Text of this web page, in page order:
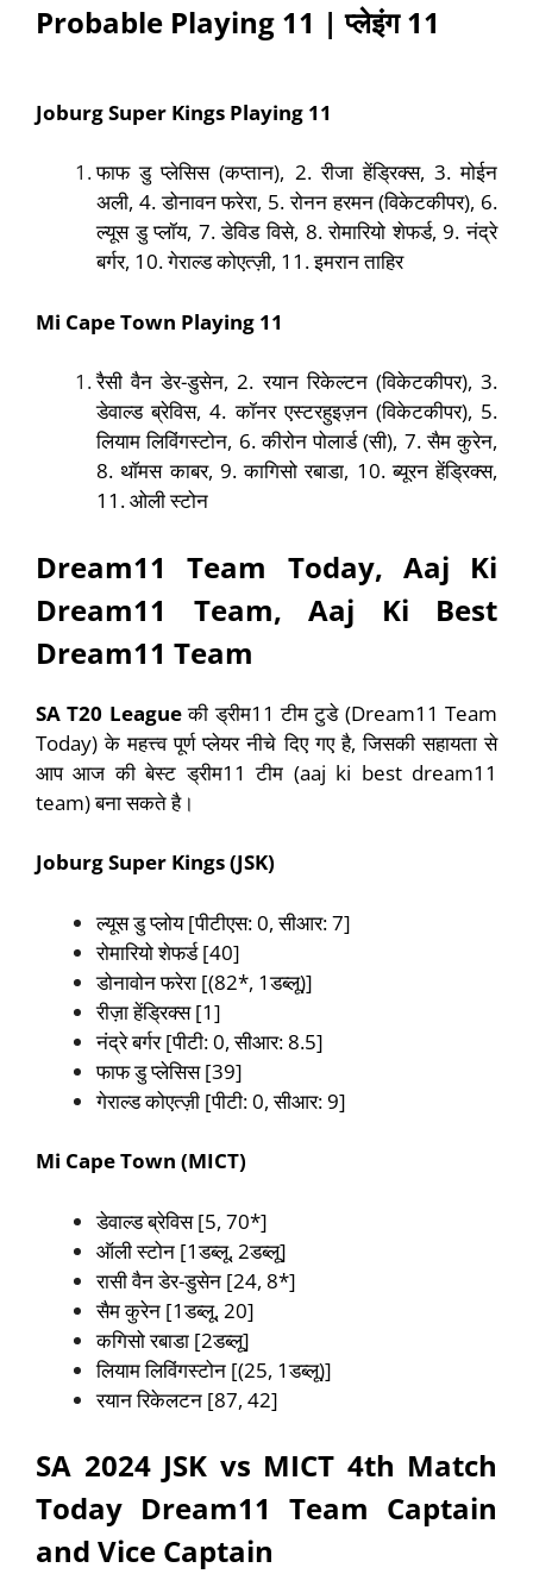
Probable Playing 11 |प्लेइंग11
Joburg Super Kings Playing 11
फाफ डु प्लेसिस (कप्तान), 2. रीजा हेंड्रिक्स, 3. मोईन
अली, 4. डोनावन फरेरा, 5. रोनन हरमन (विकेटकीपर), 6.
ल्यूस डु प्लॉय, 7. डेविड विसे, 8. रोमारियो शेफर्ड, 9. नंद्रे
बर्गर, 10. गेराल्ड कोएत्ज़ी, 11. इमरान ताहिर
Mi Cape Town Playing 11
रैसी वैन डेर-डुसेन, 2. रयान रिकेल्टन (विकेटकीपर), 3.
डेवाल्ड ब्रेविस, 4. कॉनर एस्टरहुइज़न (विकेटकीपर), 5.
लियाम लिविंगस्टोन, 6. कीरोन पोलार्ड (सी), 7. सैम कुरेन,
8. थॉमस काबर, 9. कागिसो रबाडा, 10. ब्यूरन हेंड्रिक्स,
11. ओली स्टोन
Dream11 Team Today, Aaj Ki
Dream11 Team, Aaj Ki Best
Dream11 Team
SA T20 Leagueकी ड्रीम11 टीम टुडे (Dream11 Team
Today) के महत्त्व पूर्ण प्लेयर नीचे दिए गए है, जिसकी सहायता से
आप आज की बेस्ट ड्रीम11 टीम (aaj ki best dream11
team) बना सकते है।
Joburg Super Kings(JSK)
ल्यूस डु प्लोय [पीटीएस: 0, सीआर: 7]
रोमारियो शेफर्ड [40]
डोनावोन फरेरा [(82*, 1डब्लू)]
रीज़ा हेंड्रिक्स [1]
नंद्रे बर्गर [पीटी: 0, सीआर: 8.5]
फाफ डु प्लेसिस [39]
गेराल्ड कोएत्ज़ी [पीटी: 0, सीआर: 9]
Mi Cape Town (MICT)
डेवाल्ड ब्रेविस [5, 70*]
ऑली स्टोन [1डब्लू, 2डब्लू]
रासी वैन डेर-डुसेन [24, 8*]
सैम कुरेन [1डब्लू, 20]
कगिसो रबाडा [2डब्लू]
लियाम लिविंगस्टोन [(25, 1डब्लू)]
रयान रिकेलटन [87, 42]
SA 2024 JSK vs MICT 4th Match
Today Dream11 Team Captain
and Vice Captain